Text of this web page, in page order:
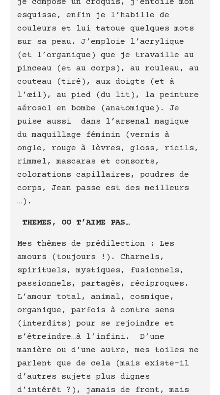
je compose un croquis, j’entoile mon
esquisse, enfin je l’habille de
couleurs et lui tatoue quelques mots
sur sa peau. J’emploie l’acrylique
(et l’organique) que je travaille au
pinceau (et au corps), au rouleau, au
couteau (tiré), aux doigts (et à
l’œil), au pied (du lit), la peinture
aérosol en bombe (anatomique). Je
puise aussi dans l’arsenal magique
du maquillage féminin (vernis à
ongle, rouge à lèvres, gloss, ricils,
rimmel, mascaras et consorts,
colorations capillaires, poudres de
corps, Jean passe est des meilleurs
…).
THEMES, OU T’AIME PAS…
Mes thèmes de prédilection : Les
amours (toujours !). Charnels,
spirituels, mystiques, fusionnels,
passionnels, partagés, réciproques.
L’amour total, animal, cosmique,
organique, parfois à contre sens
(interdits) pour se rejoindre et
s’étreindre…à l’infini. D’une
manière ou d’une autre, mes toiles ne
parlent que de cela (mais existe-il
d’autres sujets plus dignes
d’intérêt ?), jamais de front, mais